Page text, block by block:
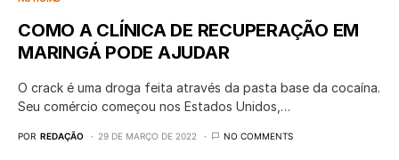
COMO A CLÍNICA DE RECUPERAÇÃO EM
MARINGÁ PODE AJUDAR
O crack é uma droga feita através da pasta base da cocaína.
Seu comércio começou nos Estados Unidos,…
POR REDAÇÃO 29 DE MARÇO DE 2022 NO COMMENTS